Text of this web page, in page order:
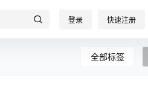
登录 快速注册
全部标签